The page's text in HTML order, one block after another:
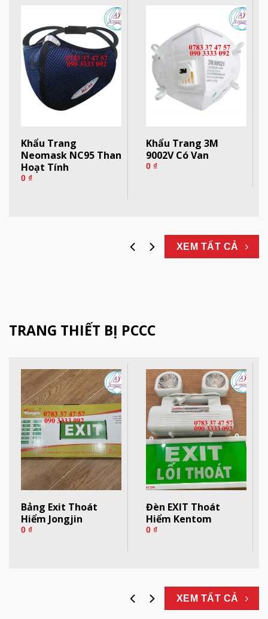
Khẩu Trang
Neomask NC95 Than
Hoạt Tính
0 ₫
Khẩu Trang 3M
9002V Có Van
0 ₫
XEM TẤT CẢ
TRANG THIẾT BỊ PCCC
Bảng Exit Thoát
Hiểm Jongjin
0 ₫
Đèn EXIT Thoát
Hiểm Kentom
0 ₫
XEM TẤT CẢ